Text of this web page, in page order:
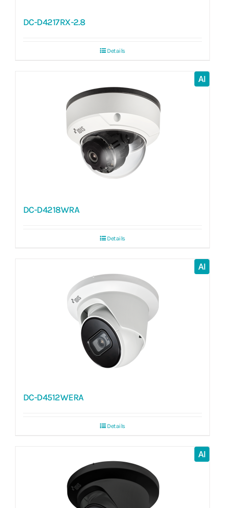
DC-D4217RX-2.8
Details
AI
DC-D4218WRA
Details
AI
DC-D4512WERA
Details
AI